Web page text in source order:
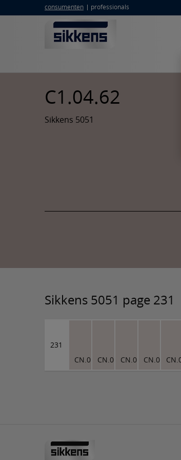
consumenten professionals
C1.04.62
Sikkens 5051
Sikkens 5051 page 231
231
CN.01.81CN.01.81CN.01.81CN.01.81